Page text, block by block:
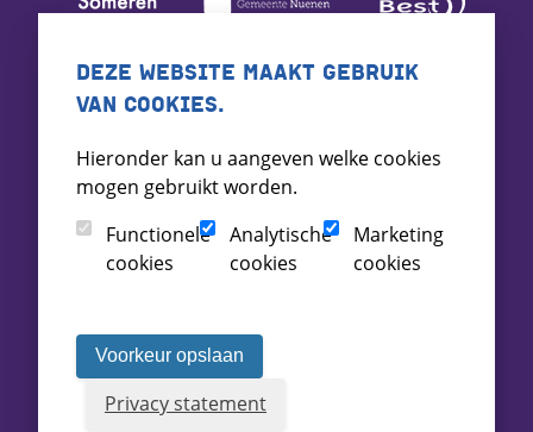
DEZE WEBSITE MAAKT GEBRUIK
VAN COOKIES.
Hieronder kan u aangeven welke cookies
mogen gebruikt worden.
Functionele
cookies
Analytische
cookies
Marketing
cookies
Voorkeur opslaan
Privacy statement